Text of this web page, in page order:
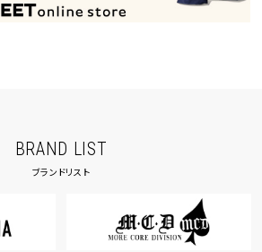
BRAND LIST
ブランドリスト